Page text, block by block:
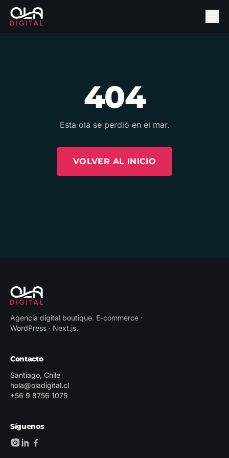
404
Esta ola se perdió en el mar.
VOLVER AL INICIO
Agencia digital boutique. E-commerce ·
WordPress · Next.js.
Contacto
Santiago, Chile
hola@oladigital.cl
+56 9 8756 1075
Síguenos